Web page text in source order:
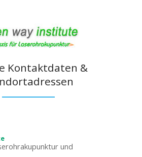
Kontaktdaten &
und